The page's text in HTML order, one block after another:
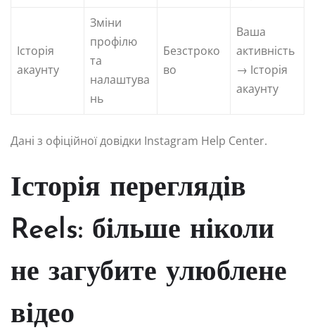
Історія
акаунту
Зміни
профілю
та
налаштува
нь
Безстроко
во
Ваша
активність
→ Історія
акаунту
Дані з офіційної довідки Instagram Help Center.
Історія переглядів
Reels: більше ніколи
не загубите улюблене
відео